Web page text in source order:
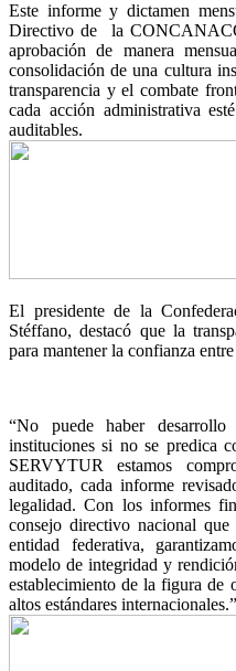
Este informe y dictamen
Directivo de la
aprobación de manera
consolidación de una cultura
transparencia y el combate
cada acción administrativa
auditables.
El presidente de la
Stéffano, destacó que la
para mantener la confianza
“No puede haber
instituciones si no se predica
SERVYTUR estamos
auditado, cada informe
legalidad. Con los informes
consejo directivo nacional
entidad federativa,
modelo de integridad y
establecimiento de la figura de
altos estándares internacionales.”